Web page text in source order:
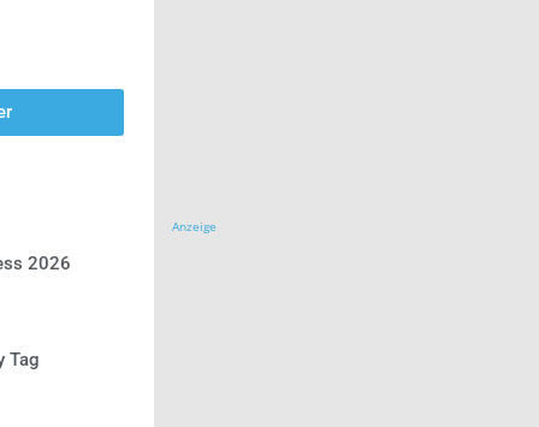
2026
Tag
Anzeige